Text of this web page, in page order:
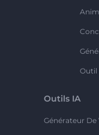
Outil
Outils IA
Générateur De